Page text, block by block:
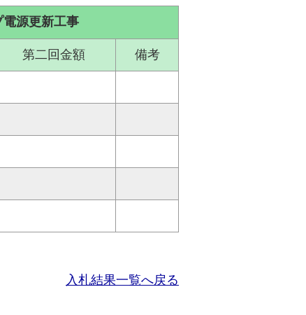
源更新工事
第二回金額 備考
入札結果一覧へ戻る